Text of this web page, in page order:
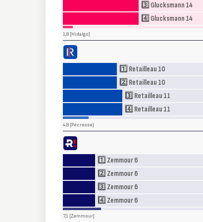
3️⃣ Glucksmann 14
4️⃣ Glucksmann 14
1,8 [Hidalgo]
· Los Republicanos
1️⃣ Retailleau 10
2️⃣ Retailleau 10
3️⃣ Retailleau 11
4️⃣ Retailleau 11
4,8 [Pécresse]
Reconquête (R!)· Reconquista
1️⃣ Zemmour 6
2️⃣ Zemmour 6
3️⃣ Zemmour 6
4️⃣ Zemmour 6
7,1 [Zemmour]